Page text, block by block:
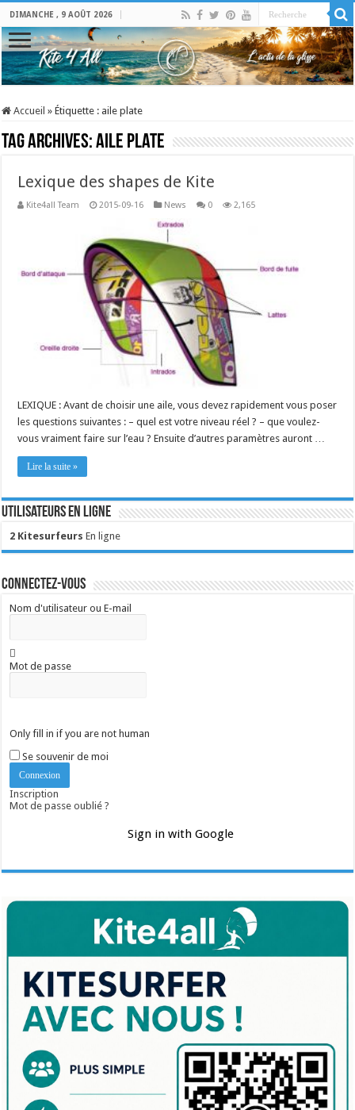
DIMANCHE , 9 AOÛT 2026
Accueil » Étiquette : aile plate
Tag Archives:aile plate
Lexique des shapes de Kite
Kite4all Team 2015-09-16 News 0 2,165
LEXIQUE : Avant de choisir une aile, vous devez rapidement vous poser
les questions suivantes : – quel est votre niveau réel ? – que voulez-
vous vraiment faire sur l’eau ? Ensuite d’autres paramètres auront …
Lire la suite »
Utilisateurs en ligne
2 Kitesurfeurs En ligne
Connectez-vous
Nom d'utilisateur ou E-mail
Mot de passe
Only fill in if you are not human
Se souvenir de moi
Inscription
Mot de passe oublié ?
Sign in with Google